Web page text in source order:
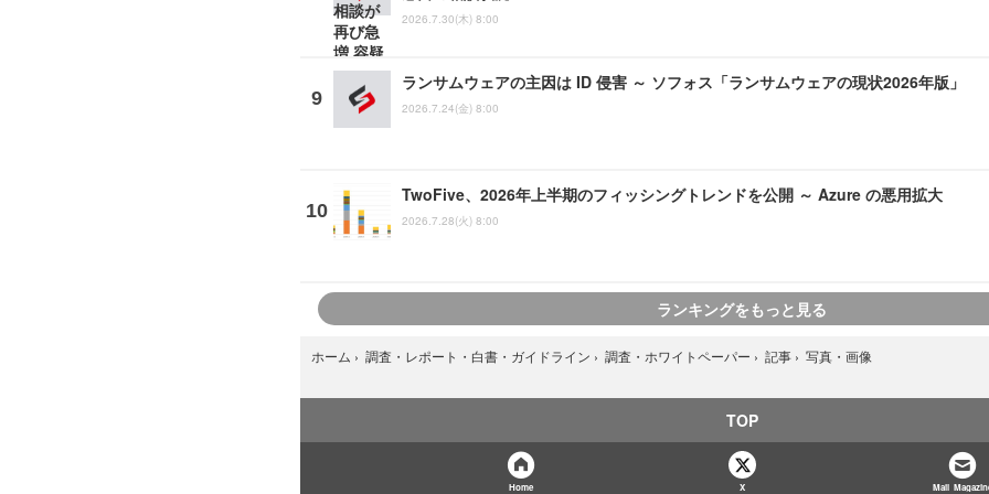
2026.7.30(木) 8:00
ランサムウェアの主因は ID 侵害 ～ ソフォス「ランサムウェアの現状2026年版」
2026.7.24(金) 8:00
TwoFive、2026年上半期のフィッシングトレンドを公開 ～ Azure の悪用拡大
2026.7.28(火) 8:00
ランキングをもっと見る
ホーム › 調査・レポート・白書・ガイドライン › 調査・ホワイトペーパー › 記事 › 写真・画像
TOP
Home X Mail